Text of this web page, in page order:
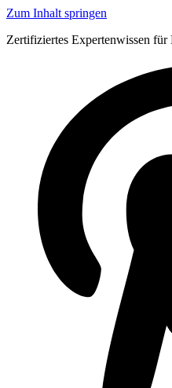
Zum Inhalt springen
Zertifiziertes Expertenwissen